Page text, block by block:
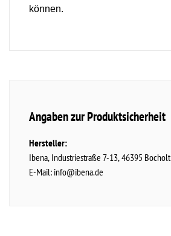
können.
Angaben zur Produktsicherheit
Hersteller:
Ibena Industriestraße 7-13 46395 Bocholt
E-Mail: info@ibena.de